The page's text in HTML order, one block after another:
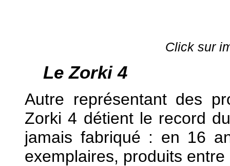
Click sur
Le Zorki 4
Autre représentant des
Zorki 4 détient le record
jamais fabriqué : en 16
exemplaires, produits